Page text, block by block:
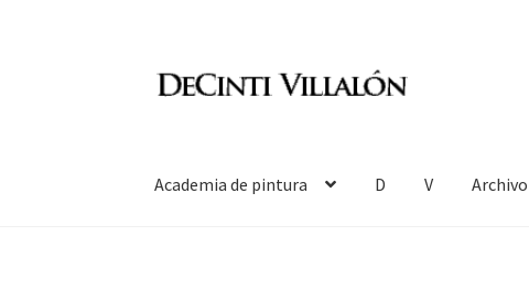
Academia de pintura D V Archivo